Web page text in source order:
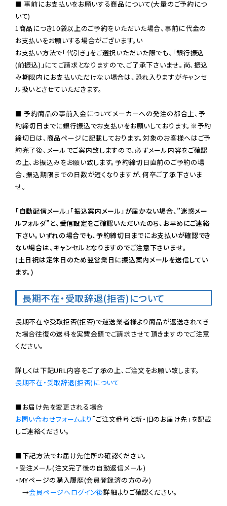
■ 事前にお支払いをお願いする商品について(大量のご予約につ
いて)
1商品につき10袋以上のご予約をいただいた場合、事前に代金の
お支払いをお願いする場合がございます。い
お支払い方法で「代引き」をご選択いただいた際でも、「銀行振込
(前振込)」にてご請求となりますので、ご了承下さいませ。尚、振込
み期限内にお支払いただけない場合は、恐れ入りますがキャンセ
ル扱いとさせていただきます。
■ 予約商品の事前入金についてメーカーへの発注の都合上、予
約締切日までに銀行振込でお支払いをお願いしております。※予約
締切日は、商品ページに記載しております。対象のお客様へはご予
約完了後、メールでご案内致しますので、必ずメール内容をご確認
の上、お振込みをお願い致します。予約締切日直前のご予約の場
合、振込期限までの日数が短くなりますが、何卒ご了承下さいま
せ。
「自動配信メール」「振込案内メール」が届かない場合、”迷惑メー
ルフォルダ”と、受信設定をご確認いただいたのち、お早めにご連絡
下さい。いずれの場合でも、予約締切日までにお支払いが確認でき
ない場合は、キャンセルとなりますのでご注意下さいませ。
(土日祝は定休日のため翌営業日に振込案内メールを送信してい
ます。)
長期不在・受取辞退(拒否)について
長期不在や受取拒否(拒否)で運送業者様より商品が返送されてき
た場合往復の送料を実費金額でご請求させて頂きますのでご注意
ください。
長期不在・受取辞退(拒否)について
お問い合わせフォームより 「ご注文番号と新・旧のお届け先」を記載
しご連絡ください。
■下記方法でお届け先住所の確認ください。
・受注メール(注文完了後の自動返信メール)
・MYページの購入履歴(会員登録済の方のみ)
→会員ページへログイン後詳細よりご確認ください。